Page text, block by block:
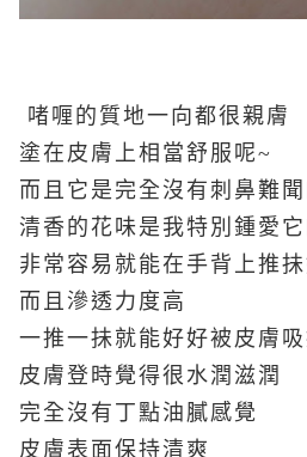
啫喱的質地一向都很親膚
塗在皮膚上相當舒服呢~
而且它是完全沒有刺鼻難
清香的花味是我特別鍾愛
非常容易就能在手背上推
而且滲透力度高
一推一抺就能好好被皮膚
皮膚登時覺得很水潤滋潤
完全沒有丁點油膩感覺
皮膚表面保持清爽